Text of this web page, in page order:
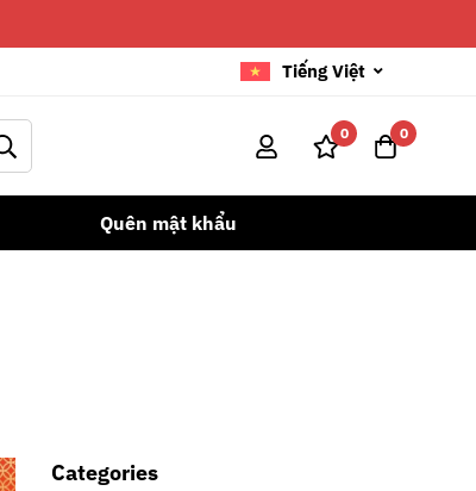
Tiếng Việt
0 0
Quên mật khẩu
Categories